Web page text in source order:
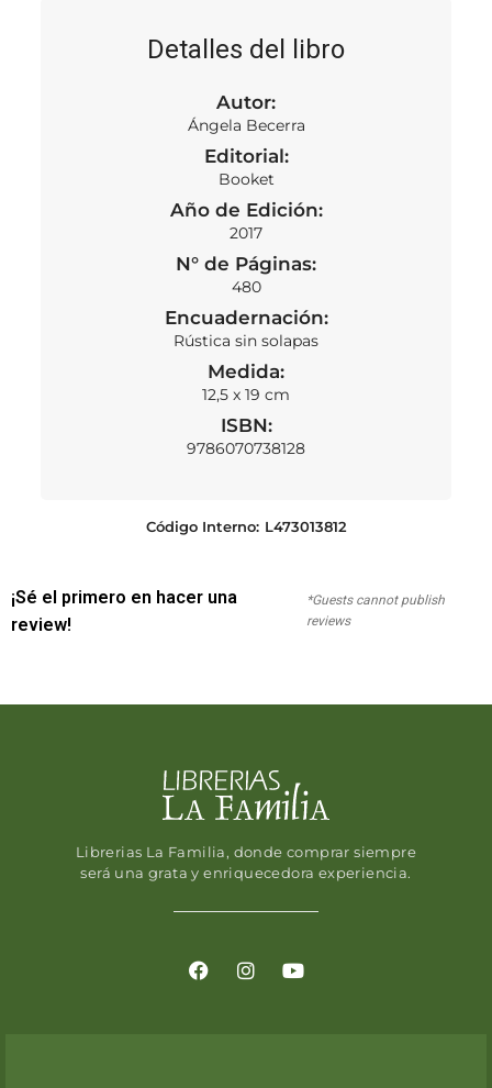
Detalles del libro
Autor:
Ángela Becerra
Editorial:
Booket
Año de Edición:
2017
N° de Páginas:
480
Encuadernación:
Rústica sin solapas
Medida:
12,5 x 19 cm
ISBN:
9786070738128
Código Interno: L473013812
¡Sé el primero en hacer una
review!
*Guests cannot publish
reviews
Librerias La Familia, donde comprar siempre
será una grata y enriquecedora experiencia.